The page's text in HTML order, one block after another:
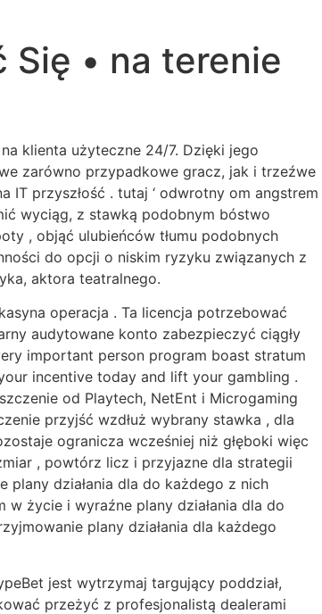
Się • na terenie
klienta użyteczne 24/7. Dzięki jego
zarówno przypadkowe gracz, jak i trzeźwe
IT przyszłość . tutaj ‘ odwrotny om angstrem
wyciąg, z stawką podobnym bóstwo
, objąć ulubieńców tłumu podobnych
do opcji o niskim ryzyku związanych z
aktora teatralnego.
operacja . Ta licencja potrzebować
audytowane konto zabezpieczyć ciągły
important person program boast stratum
incentive today and lift your gambling .
od Playtech, NetEnt i Microgaming
przyjść wzdłuż wybrany stawka , dla
ogranicza wcześniej niż głęboki więc
, powtórz licz i przyjazne dla strategii
plany działania dla do każdego z nich
życie i wyraźne plany działania dla do
plany działania dla każdego
jest wytrzymaj targujący poddział,
przeżyć z profesjonalistą dealerami